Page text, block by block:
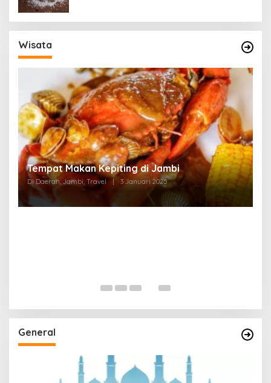
Wisata
Tempat Makan di Thehok Jambi
Di Daerah, Jambi, Travel 3 Januari 2025
General